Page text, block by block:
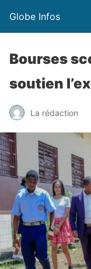
Globe Infos
Bourses
soutien
La rédaction